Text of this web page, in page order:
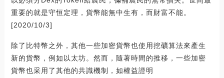
重要的就是守恒定理，貨幣能無中生有，而財富不能。
[2020/10/3]
除了比特幣之外，其他一些加密貨幣也使用挖礦算法來產生
新的貨幣，例如以太坊。然而，隨著時間的推移，一些加密
貨幣也采用了其他的共識機制，如權益證明